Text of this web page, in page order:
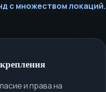
с множеством локаций.
и права на